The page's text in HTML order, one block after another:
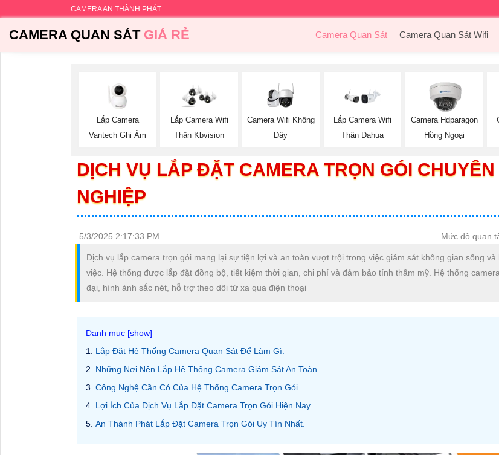
CAMERA AN THÀNH PHÁT
CAMERA QUAN SÁTGIÁ RẺ Camera Quan Sát Camera Quan Sát Wifi
Lắp Camera
Vantech Ghi Âm
Lắp Camera Wifi
Thân Kbvision
Camera Wifi Không
Dây
Lắp Camera Wifi
Thân Dahua
Camera Hdparagon
Hồng Ngoại
DỊCH VỤ LẮP ĐẶT CAMERA TRỌN GÓI CHUYÊN
NGHIỆP
5/3/2025 2:17:33 PM Mức độ quan
Dịch vụ lắp camera trọn gói mang lại sự tiện lợi và an toàn vượt trội trong việc giám sát không gian sống và
việc. Hệ thống được lắp đặt đồng bộ, tiết kiệm thời gian, chi phí và đảm bảo tính thẩm mỹ. Hệ thống
đại, hình ảnh sắc nét, hỗ trợ theo dõi từ xa qua điện thoại
Lắp Đặt Hệ Thống Camera Quan Sát Để Làm Gì.
Những Nơi Nên Lắp Hệ Thống Camera Giám Sát An Toàn.
Công Nghệ Cần Có Của Hệ Thống Camera Trọn Gói.
Lợi Ích Của Dịch Vụ Lắp Đặt Camera Trọn Gói Hiện Nay.
An Thành Phát Lắp Đặt Camera Trọn Gói Uy Tín Nhất.